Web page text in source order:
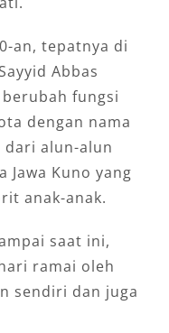
an, tepatnya di
Abbas
fungsi
dengan nama
dari alun-alun
Jawa Kuno yang
anak-anak.
saat ini,
ramai oleh
sendiri dan juga